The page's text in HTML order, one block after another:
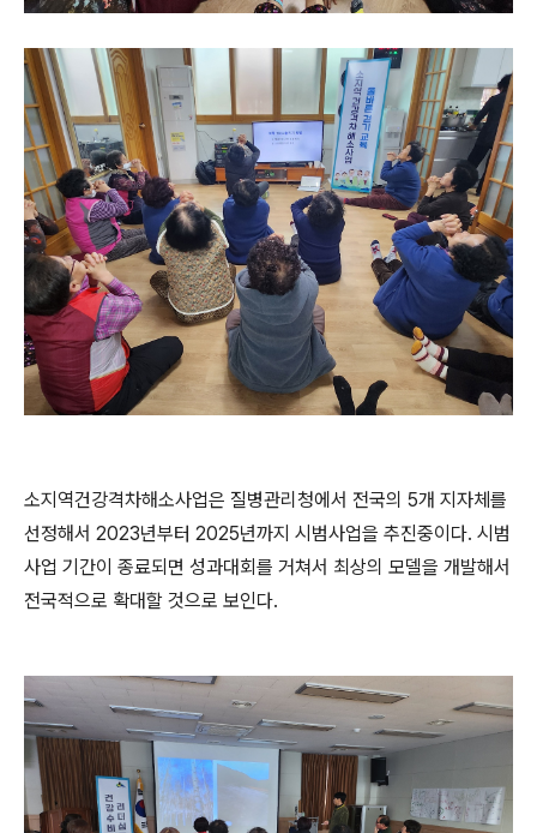
소지역건강격차해소사업은 질병관리청에서 전국의 5개 지자체를
선정해서 2023년부터 2025년까지 시범사업을 추진중이다. 시범
사업 기간이 종료되면 성과대회를 거쳐서 최상의 모델을 개발해서
전국적으로 확대할 것으로 보인다.